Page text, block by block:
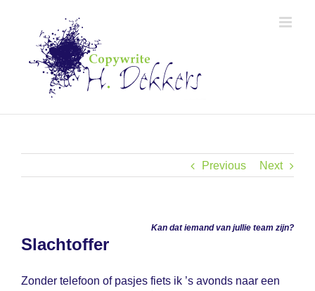
Previous Next
Kan dat iemand van jullie team zijn?
Slachtoffer
Zonder telefoon of pasjes fiets ik ’s avonds naar een